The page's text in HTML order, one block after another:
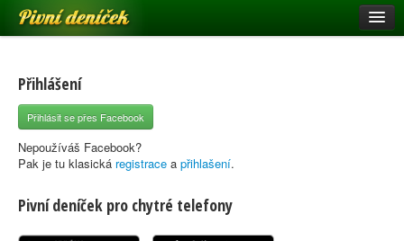
Pivní deníček
Pivní mapa
Pivní značky
Nápověda
Přihlášení
Přihlásit se přes Facebook
Nepoužíváš Facebook?
Pak je tu klasická registrace a přihlašení.
Pivní deníček pro chytré telefony